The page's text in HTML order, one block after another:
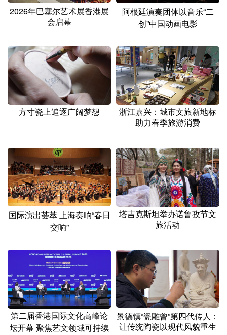
多语种频道
Français عربى
Русский язык 日本語 한국어
Deutsch Português
2026年巴塞尔艺术展香港展
会启幕
阿根廷演奏团体以音乐“二
创”中国动画电影
方寸瓷上追逐广阔梦想
浙江嘉兴：城市文旅新地标
助力春季旅游消费
国际演出荟萃 上海奏响“春日
交响”
塔吉克斯坦举办诺鲁孜节文
旅活动
第二届香港国际文化高峰论
坛开幕 聚焦艺文领域可持续
景德镇“瓷雕曾”第四代传人：
让传统陶瓷以现代风貌重生